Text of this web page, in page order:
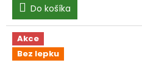
Do košíka
Akce
Bez lepku